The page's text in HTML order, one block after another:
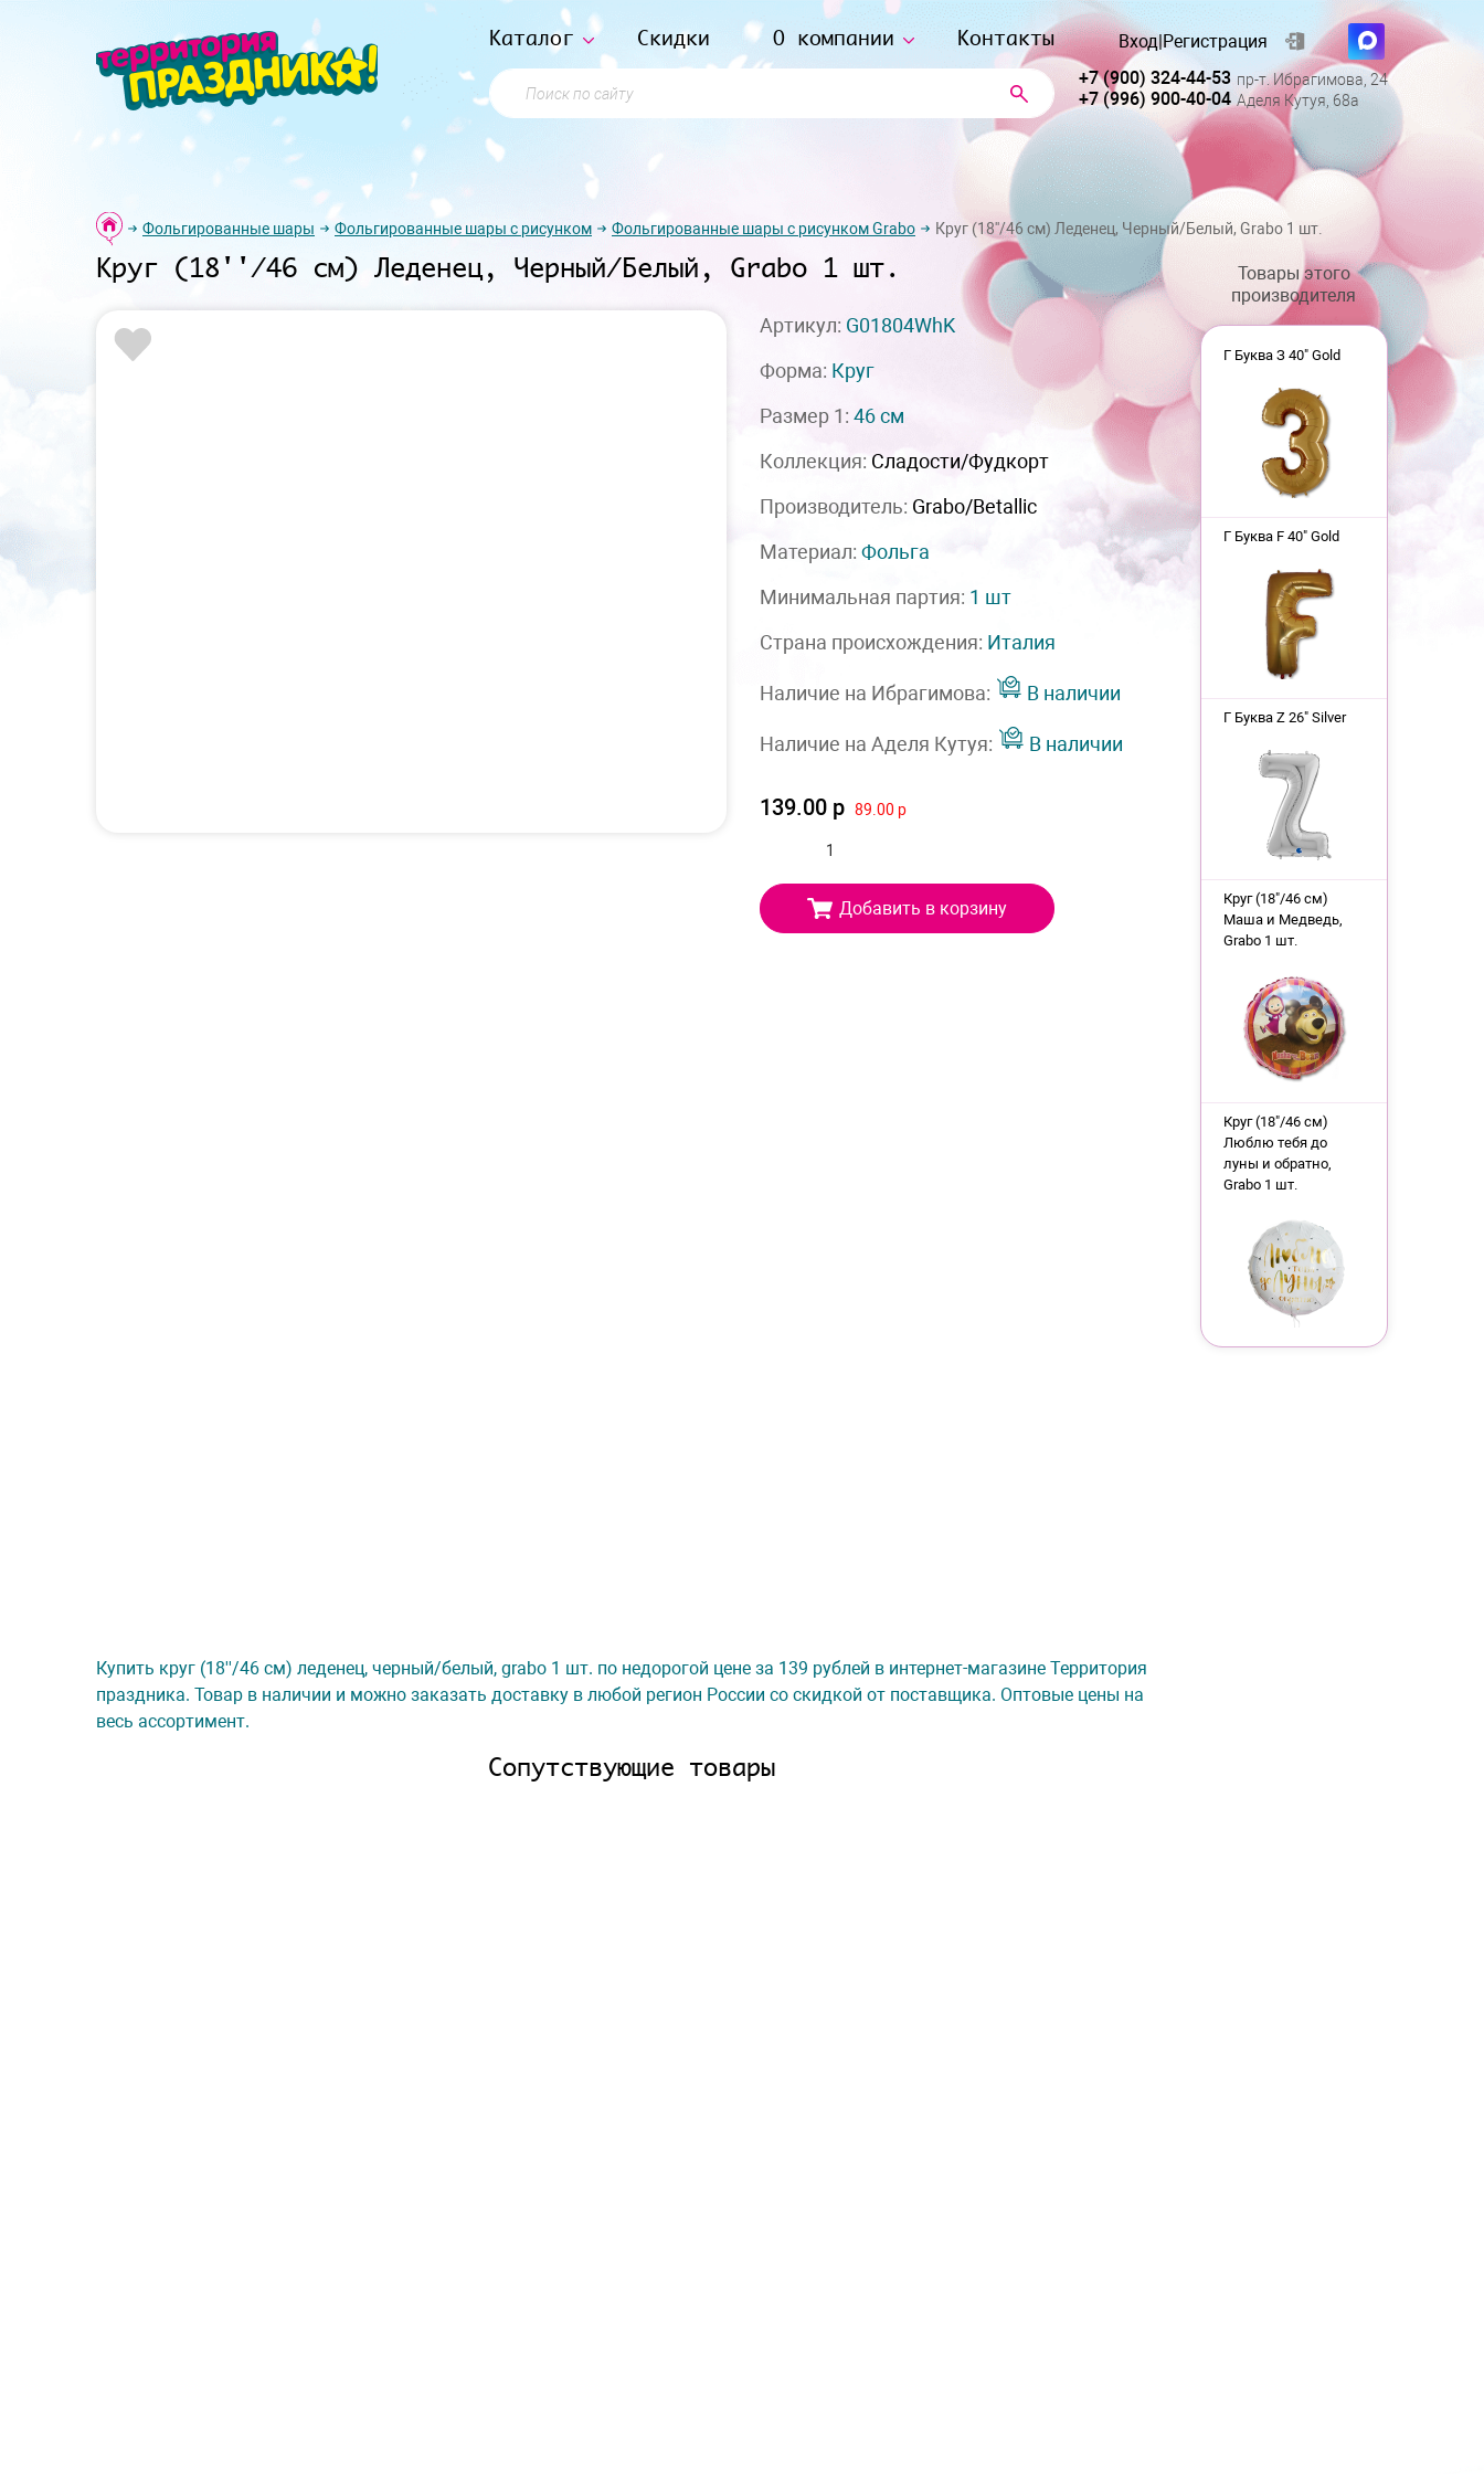
Каталог Скидки О компании Контакты
Поиск по сайту
Вход|Регистрация
+7 (900) 324-44-53 пр-т. Ибрагимова, 24
+7 (996) 900-40-04 Аделя Кутуя, 68а
Фольгированные шары Фольгированные шары с рисунком Фольгированные шары с рисунком Grabo Круг (18''/46 см) Леденец, Черный/Белый, Grabo 1 шт.
Круг (18''/46 см) Леденец, Черный/Белый, Grabo 1 шт.
Артикул: G01804WhK
Форма: Круг
Размер 1: 46 см
Коллекция: Сладости/Фудкорт
Производитель: Grabo/Betallic
Материал: Фольга
Минимальная партия: 1 шт
Страна происхождения: Италия
Наличие на Ибрагимова: В наличии
Наличие на Аделя Кутуя: В наличии
139.00 р 89.00 р
Добавить в корзину
Купить круг (18''/46 см) леденец, черный/белый, grabo 1 шт. по недорогой цене за 139 рублей в интернет-магазине Территория
праздника. Товар в наличии и можно заказать доставку в любой регион России со скидкой от поставщика. Оптовые цены на
весь ассортимент.
Сопутствующие товары
Товары этого
производителя
Г Буква З 40" Gold
Г Буква F 40" Gold
Г Буква Z 26" Silver
Круг (18"/46 см)
Маша и Медведь,
Grabo 1 шт.
Круг (18"/46 см)
Люблю тебя до
луны и обратно,
Grabo 1 шт.